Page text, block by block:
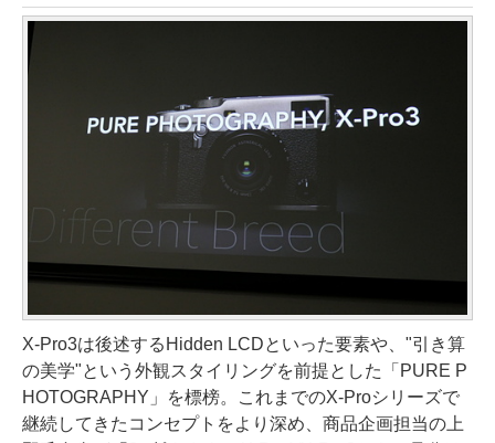
X-Pro3は後述するHidden LCDといった要素や、"引き算
の美学"という外観スタイリングを前提とした「PURE P
HOTOGRAPHY」を標榜。これまでのX-Proシリーズで
継続してきたコンセプトをより深め、商品企画担当の上